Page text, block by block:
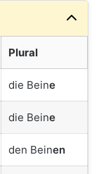
Plural
die Beine
die Beine
den Beinen